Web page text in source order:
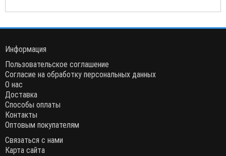
Информация
Пользовательское соглашение
Согласие на обработку персональных данных
О нас
Доставка
Способы оплаты
Контакты
Оптовым покупателям
Связаться с нами
Карта сайта